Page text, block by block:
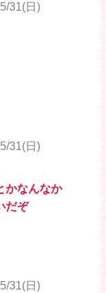
31(日)
31(日)
かなんなか
だぞ
31(日)